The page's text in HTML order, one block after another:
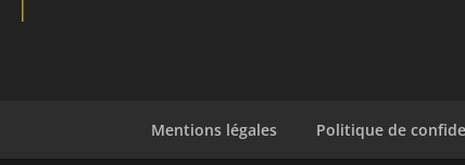
Mentions légales Politique de